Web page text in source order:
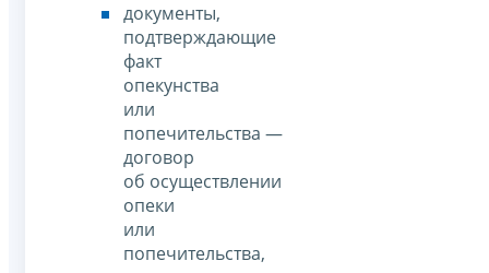
документы,
подтверждающие
факт
опекунства
или
попечительства —
договор
об осуществлении
опеки
или
попечительства,